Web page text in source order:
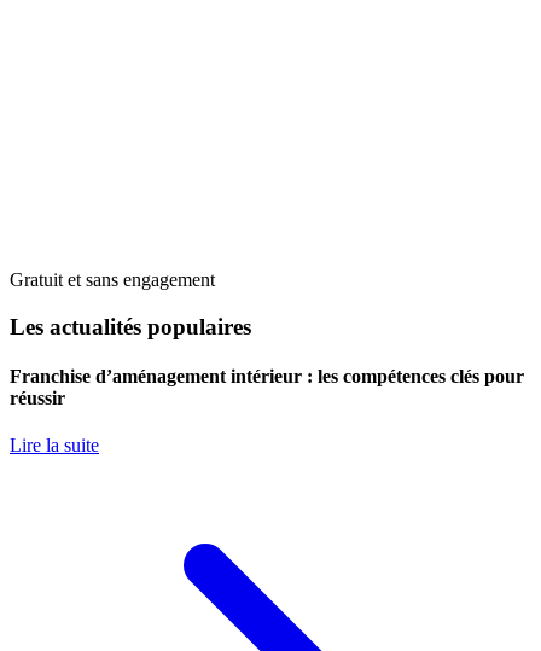
Gratuit et sans engagement
Les actualités populaires
Franchise d’aménagement intérieur : les compétences clés pour
réussir
Lire la suite